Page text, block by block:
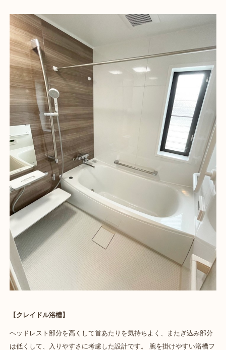
【クレイドル浴槽】
ヘッドレスト部分を高くして首あたりを気持ちよく、またぎ込み部分
は低くして、入りやすさに考慮した設計です。 腕を掛けやすい浴槽フ